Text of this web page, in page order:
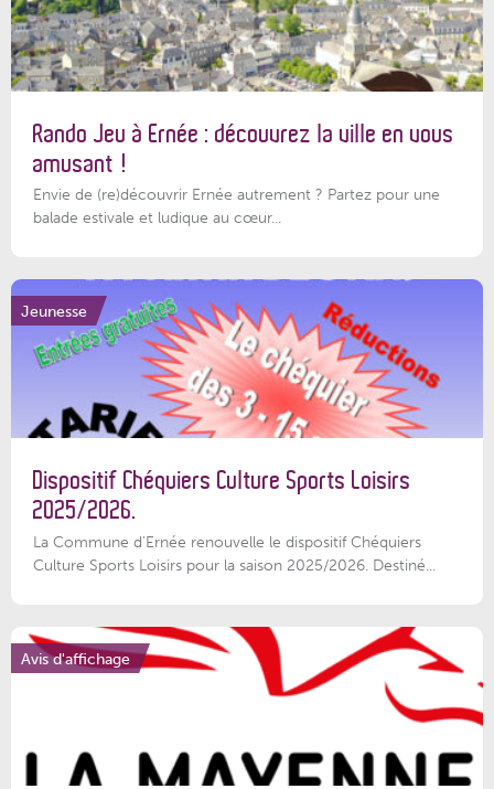
Rando Jeu à Ernée : découvrez la ville en vous
amusant !
Envie de (re)découvrir Ernée autrement ? Partez pour une
balade estivale et ludique au cœur...
Jeunesse
Dispositif Chéquiers Culture Sports Loisirs
2025/2026.
La Commune d'Ernée renouvelle le dispositif Chéquiers
Culture Sports Loisirs pour la saison 2025/2026. Destiné...
Avis d'affichage